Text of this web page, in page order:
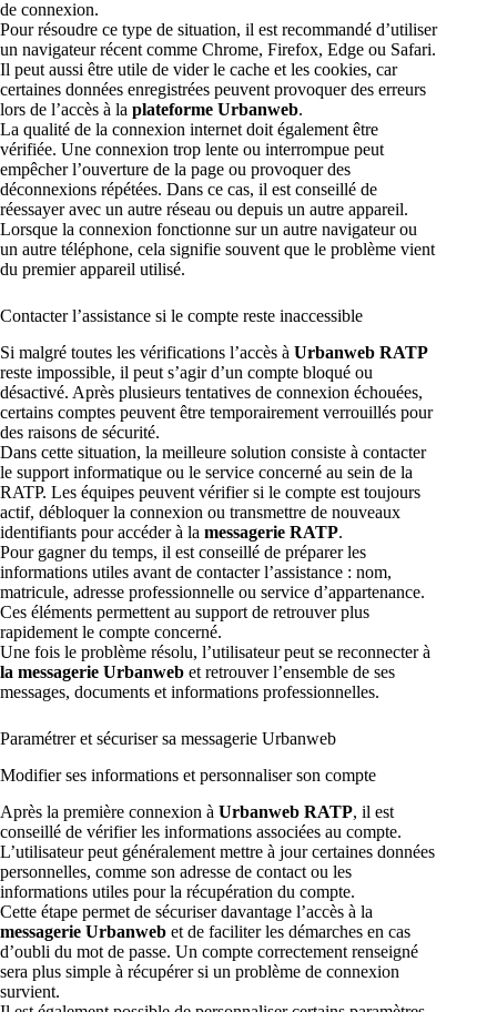
de connexion.
Pour résoudre ce type de situation, il est recommandé d’utiliser
un navigateur récent comme Chrome, Firefox, Edge ou Safari.
Il peut aussi être utile de vider le cache et les cookies, car
certaines données enregistrées peuvent provoquer des erreurs
lors de l’accès à la plateforme Urbanweb.
La qualité de la connexion internet doit également être
vérifiée. Une connexion trop lente ou interrompue peut
empêcher l’ouverture de la page ou provoquer des
déconnexions répétées. Dans ce cas, il est conseillé de
réessayer avec un autre réseau ou depuis un autre appareil.
Lorsque la connexion fonctionne sur un autre navigateur ou
un autre téléphone, cela signifie souvent que le problème vient
du premier appareil utilisé.
Contacter l’assistance si le compte reste inaccessible
Si malgré toutes les vérifications l’accès à Urbanweb RATP
reste impossible, il peut s’agir d’un compte bloqué ou
désactivé. Après plusieurs tentatives de connexion échouées,
certains comptes peuvent être temporairement verrouillés pour
des raisons de sécurité.
Dans cette situation, la meilleure solution consiste à contacter
le support informatique ou le service concerné au sein de la
RATP. Les équipes peuvent vérifier si le compte est toujours
actif, débloquer la connexion ou transmettre de nouveaux
identifiants pour accéder à la messagerie RATP.
Pour gagner du temps, il est conseillé de préparer les
informations utiles avant de contacter l’assistance : nom,
matricule, adresse professionnelle ou service d’appartenance.
Ces éléments permettent au support de retrouver plus
rapidement le compte concerné.
Une fois le problème résolu, l’utilisateur peut se reconnecter à
la messagerie Urbanweb et retrouver l’ensemble de ses
messages, documents et informations professionnelles.
Paramétrer et sécuriser sa messagerie Urbanweb
Modifier ses informations et personnaliser son compte
Après la première connexion à Urbanweb RATP, il est
conseillé de vérifier les informations associées au compte.
L’utilisateur peut généralement mettre à jour certaines données
personnelles, comme son adresse de contact ou les
informations utiles pour la récupération du compte.
Cette étape permet de sécuriser davantage l’accès à la
messagerie Urbanweb et de faciliter les démarches en cas
d’oubli du mot de passe. Un compte correctement renseigné
sera plus simple à récupérer si un problème de connexion
survient.